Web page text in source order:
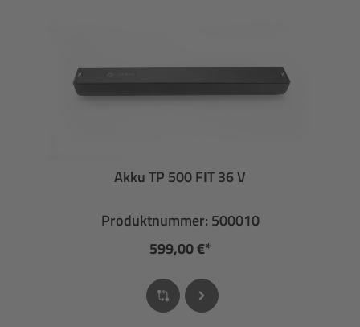
Akku TP 500 FIT 36 V
Produktnummer: 500010
599,00 €*